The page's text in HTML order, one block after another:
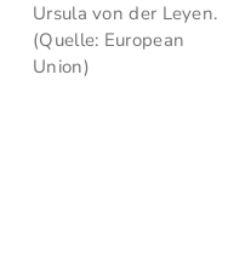
Ursula von der Leyen.
(Quelle: European
Union)